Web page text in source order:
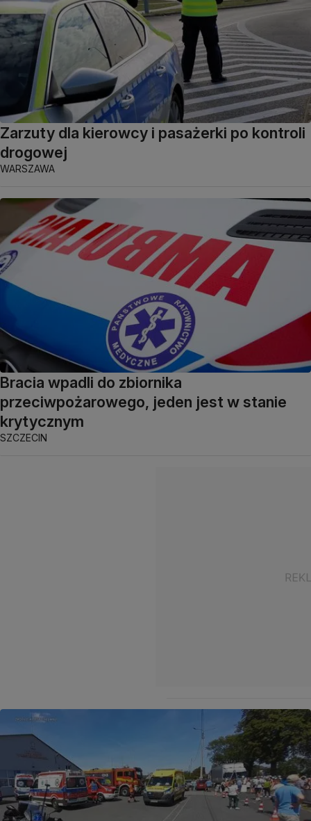
Zarzuty dla kierowcy i pasażerki po kontroli
drogowej
WARSZAWA
Bracia wpadli do zbiornika
przeciwpożarowego, jeden jest w stanie
krytycznym
SZCZECIN